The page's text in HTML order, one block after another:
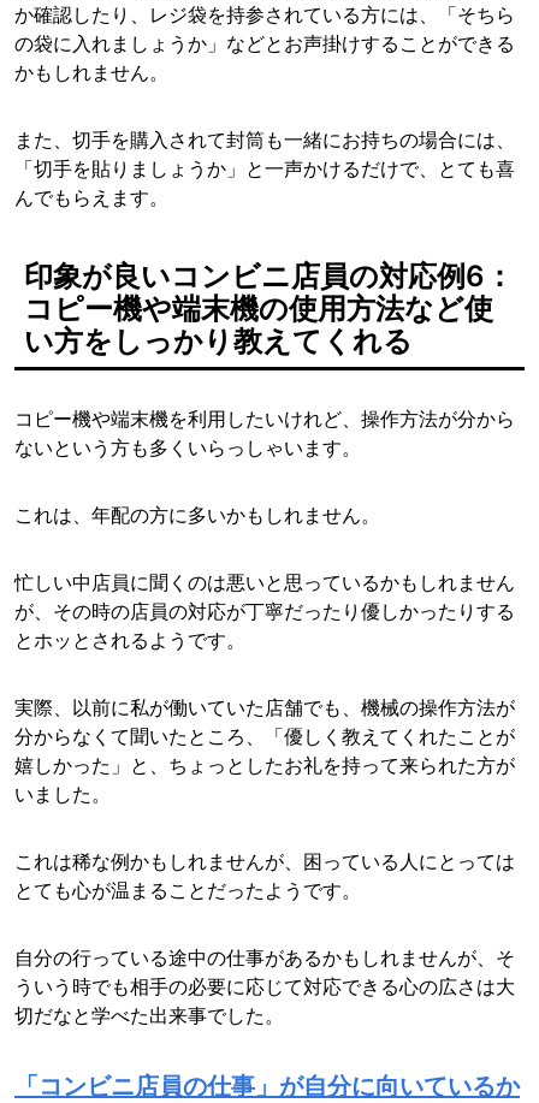
か確認したり、レジ袋を持参されている方には、「そちら
の袋に入れましょうか」などとお声掛けすることができる
かもしれません。
また、切手を購入されて封筒も一緒にお持ちの場合には、
「切手を貼りましょうか」と一声かけるだけで、とても喜
んでもらえます。
印象が良いコンビニ店員の対応例6：
コピー機や端末機の使用方法など使
い方をしっかり教えてくれる
コピー機や端末機を利用したいけれど、操作方法が分から
ないという方も多くいらっしゃいます。
これは、年配の方に多いかもしれません。
忙しい中店員に聞くのは悪いと思っているかもしれません
が、その時の店員の対応が丁寧だったり優しかったりする
とホッとされるようです。
実際、以前に私が働いていた店舗でも、機械の操作方法が
分からなくて聞いたところ、「優しく教えてくれたことが
嬉しかった」と、ちょっとしたお礼を持って来られた方が
いました。
これは稀な例かもしれませんが、困っている人にとっては
とても心が温まることだったようです。
自分の行っている途中の仕事があるかもしれませんが、そ
ういう時でも相手の必要に応じて対応できる心の広さは大
切だなと学べた出来事でした。
「コンビニ店員の仕事」が自分に向いているか